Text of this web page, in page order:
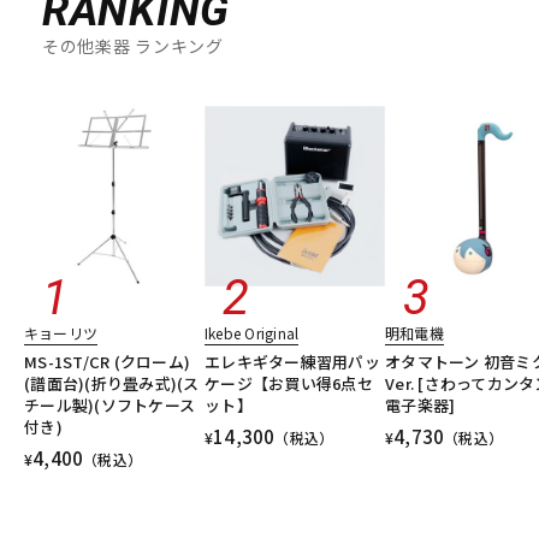
管楽器
アンプ
DJ機器
DTM オンライン納品 レコーディング機器
配信/ライブ機器 楽器アクセサリ
中古
RANKING
その他楽器 ランキング
キョーリツ
MS-1ST/CR (クローム)
(譜面台)(折り畳み式)(ス
チール製)(ソフトケース
付き)
¥4,400 （税込）
Ikebe Original
エレキギター練習用パッ
ケージ【お買い得6点セ
ット】
¥14,300 （税込）
明和電機
オタマトーン 初音ミ
Ver. [さわってカンタ
電子楽器]
¥4,730 （税込）